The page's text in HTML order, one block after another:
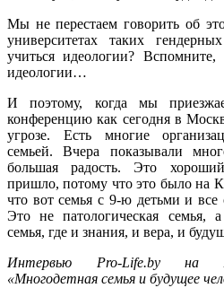
Мы не перестаем говорить об
университетах таких
учиться идеологии?
идеологии…
И поэтому, когда мы
конференцию как сегодня в
угрозе. Есть многие
семьей. Вчера показывали
большая радость. Это
пришло, потому что это было на
что вот семья с 9-ю детьми и
Это не патологическая семья,
семья, где и знания, и вера, и
Интервью Pro-Life.by на
«Многодетная семья и будущее